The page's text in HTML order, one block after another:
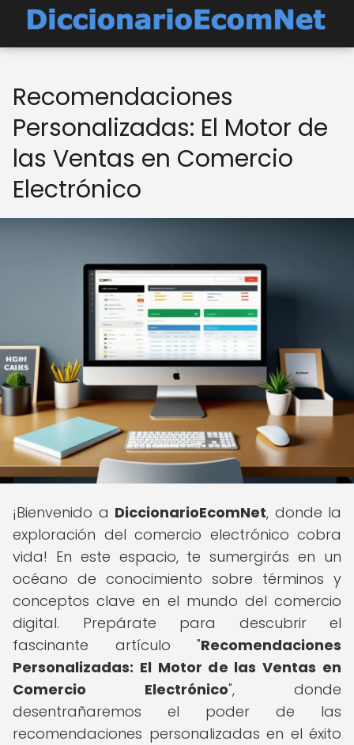
Recomendaciones
Personalizadas: El Motor de
las Ventas en Comercio
Electrónico
¡Bienvenido a DiccionarioEcomNet, donde la
exploración del comercio electrónico cobra
vida! En este espacio, te sumergirás en un
océano de conocimiento sobre términos y
conceptos clave en el mundo del comercio
digital. Prepárate para descubrir el
fascinante artículo "Recomendaciones
Personalizadas: El Motor de las Ventas en
Comercio Electrónico", donde
desentrañaremos el poder de las
recomendaciones personalizadas en el éxito